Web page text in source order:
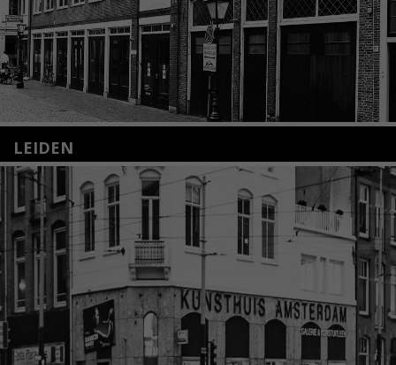
LEIDEN
Nieuwstraat 35
2312 KA Leiden
+31(0)71 – 52 84 480
info@kunsthuisleiden.nl
Lees meer